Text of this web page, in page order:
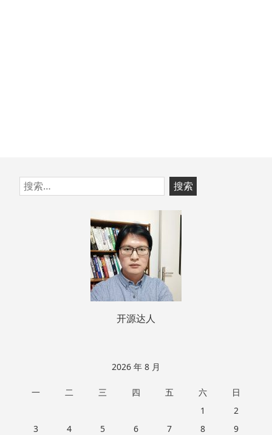
跳
至
搜
索：
开源达人
2026 年 8 月
一 二 三 四 五 六
日
1
2
3
4 5 6 7 8
9